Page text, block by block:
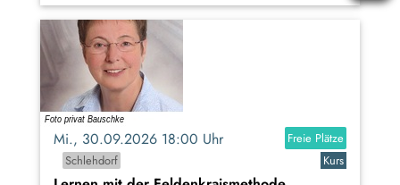
Mi., 30.09.2026 18:00 Uhr
Freie Plätze
Schlehdorf
Kurs